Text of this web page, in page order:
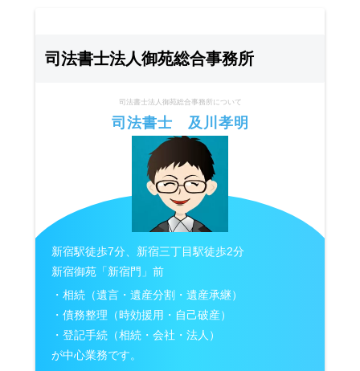
司法書士法人御苑総合事務所
司法書士法人御苑総合事務所について
司法書士 及川孝明
新宿駅徒歩7分、新宿三丁目駅徒歩2分
新宿御苑「新宿門」前
・相続（遺言・遺産分割・遺産承継）
・債務整理（時効援用・自己破産）
・登記手続（相続・会社・法人）
が中心業務です。